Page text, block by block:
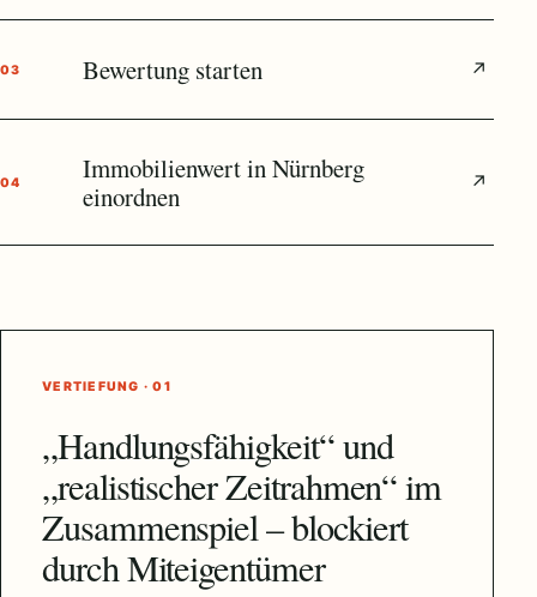
03 Bewertung starten ↗
04
Immobilienwert in Nürnberg
einordnen
↗
VERTIEFUNG · 01
„Handlungsfähigkeit“ und
„realistischer Zeitrahmen“ im
Zusammenspiel – blockiert
durch Miteigentümer